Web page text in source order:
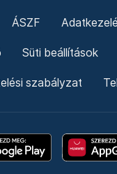
ÁSZF
Süti beállítások
szabályzat